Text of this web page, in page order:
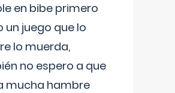
en bibe primero
un juego que lo
lo muerda,
no espero a que
mucha hambre